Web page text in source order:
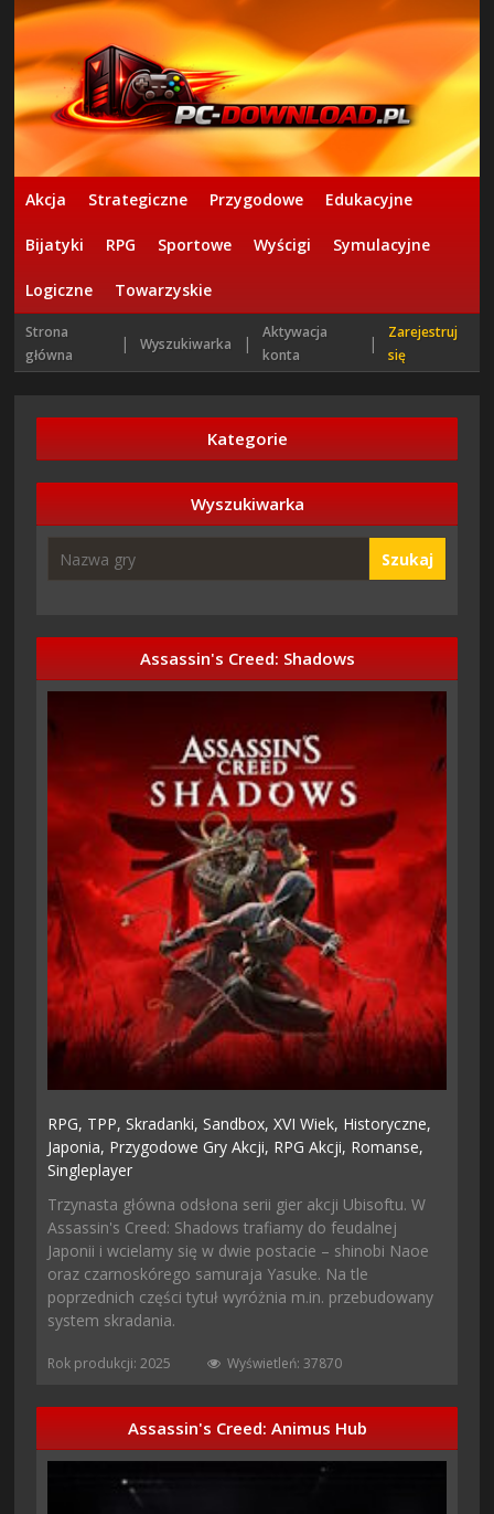
Akcja Strategiczne Przygodowe Edukacyjne
Bijatyki RPG Sportowe Wyścigi Symulacyjne
Logiczne Towarzyskie
Strona
główna
| Wyszukiwarka |
Aktywacja
konta
|
Zarejestruj
się
Kategorie
Wyszukiwarka
Szukaj
Assassin's Creed: Shadows
RPG, TPP,Skradanki,Sandbox,XVI Wiek, Historyczne,
Japonia, Przygodowe Gry Akcji, RPG Akcji, Romanse,
Singleplayer
Trzynasta główna odsłona serii gier akcji Ubisoftu. W
Assassin's Creed: Shadows trafiamy do feudalnej
Japonii i wcielamy się w dwie postacie – shinobi Naoe
oraz czarnoskórego samuraja Yasuke. Na tle
poprzednich części tytuł wyróżnia m.in. przebudowany
system skradania.
Rok produkcji: 2025 Wyświetleń: 37870
Assassin's Creed: Animus Hub